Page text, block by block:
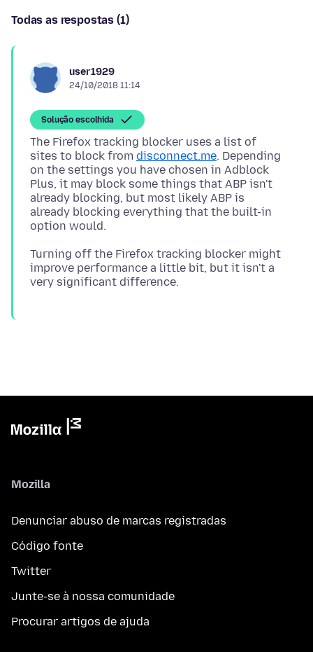
Todas as respostas (1)
user1929
24/10/2018 11:14
Solução escolhida
The Firefox tracking blocker uses a list of
sites to block from disconnect.me. Depending
on the settings you have chosen in Adblock
Plus, it may block some things that ABP isn't
already blocking, but most likely ABP is
already blocking everything that the built-in
Turning off the Firefox tracking blocker might
improve performance a little bit, but it isn't a
Mozilla
Denunciar abuso de marcas registradas
Código fonte
Twitter
Junte-se à nossa comunidade
Procurar artigos de ajuda